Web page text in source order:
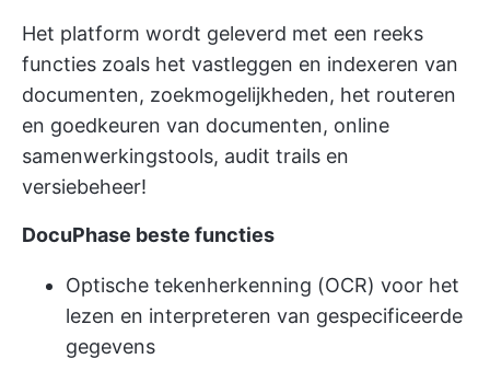
Het platform wordt geleverd met een reeks
functies zoals het vastleggen en indexeren van
documenten, zoekmogelijkheden, het routeren
en goedkeuren van documenten, online
samenwerkingstools, audit trails en
versiebeheer!
DocuPhase beste functies
Optische tekenherkenning (OCR) voor het
lezen en interpreteren van gespecificeerde
gegevens